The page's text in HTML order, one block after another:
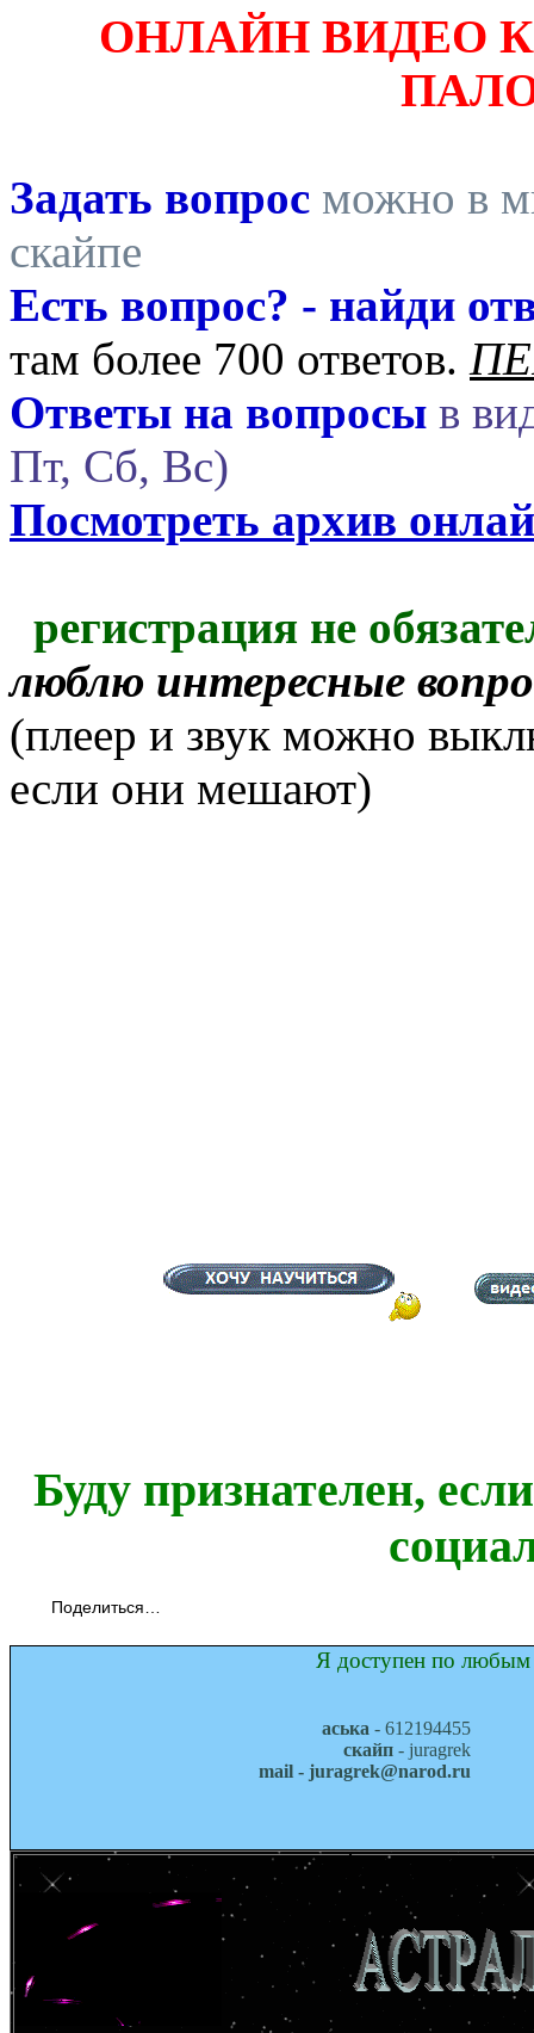
ОНЛАЙН ВИДЕО
Задать вопрос можно в
скайпе
Есть вопрос? - найди
там более 700 ответов.
Ответы на вопросы в
Пт, Сб, Вс)
Посмотреть архив
регистрация не
люблю интересные
(плеер и звук можно
если они мешают)
Буду признателен,
Поделиться…
Я доступен по любым
аська - 612194455
скайп - juragrek
mail - juragrek@narod.ru